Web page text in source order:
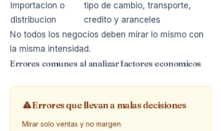
Importacion o
distribucion
tipo de cambio, transporte,
credito y aranceles
No todos los negocios deben mirar lo mismo con
la misma intensidad.
Errores comunes al analizar factores economicos
Errores que llevan a malas decisiones
Mirar solo ventas y no margen.